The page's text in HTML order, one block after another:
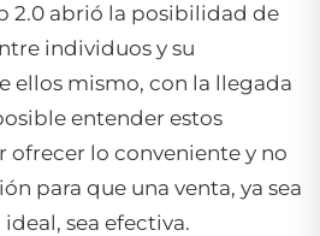
2.0 abrió la posibilidad de
individuos y su
ellos mismo, con la llegada
entender estos
ofrecer lo conveniente y no
para que una venta, ya sea
sea efectiva.